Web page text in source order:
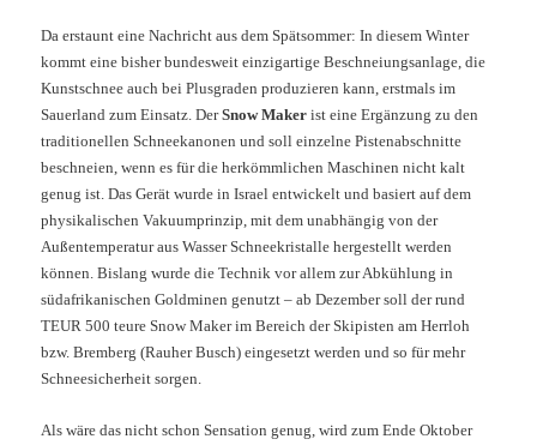
Da erstaunt eine Nachricht aus dem Spätsommer: In diesem Winter
kommt eine bisher bundesweit einzigartige Beschneiungsanlage, die
Kunstschnee auch bei Plusgraden produzieren kann, erstmals im
Sauerland zum Einsatz. DerSnow Maker ist eine Ergänzung zu den
traditionellen Schneekanonen und soll einzelne Pistenabschnitte
beschneien, wenn es für die herkömmlichen Maschinen nicht kalt
genug ist. Das Gerät wurde in Israel entwickelt und basiert auf dem
physikalischen Vakuumprinzip, mit dem unabhängig von der
Außentemperatur aus Wasser Schneekristalle hergestellt werden
können. Bislang wurde die Technik vor allem zur Abkühlung in
südafrikanischen Goldminen genutzt – ab Dezember soll der rund
TEUR 500 teure Snow Maker im Bereich der Skipisten am Herrloh
bzw. Bremberg (Rauher Busch) eingesetzt werden und so für mehr
Schneesicherheit sorgen.
Als wäre das nicht schon Sensation genug, wird zum Ende Oktober